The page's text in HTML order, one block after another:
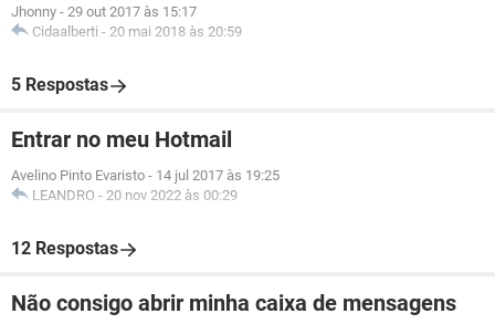
Jhonny - 29 out 2017 às 15:17
Cidaalberti - 20 mai 2018 às 20:59
5 Respostas
Entrar no meu Hotmail
Avelino Pinto Evaristo - 14 jul 2017 às 19:25
LEANDRO - 20 nov 2022 às 00:29
12 Respostas
Não consigo abrir minha caixa de mensagens